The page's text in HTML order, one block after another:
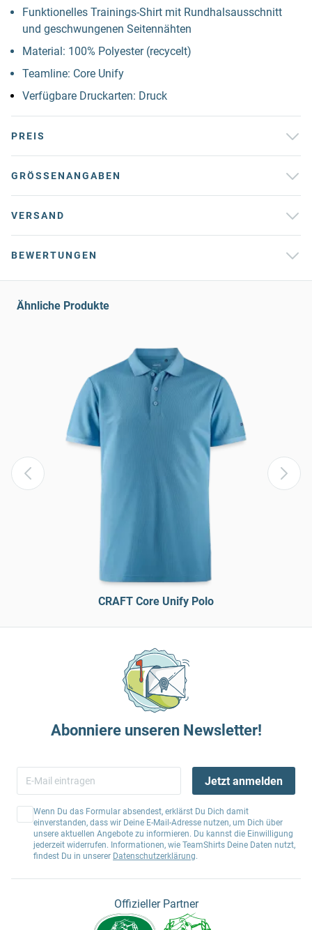
Funktionelles Trainings-Shirt mit Rundhalsausschnitt
und geschwungenen Seitennähten
Material: 100% Polyester (recycelt)
Teamline: Core Unify
Verfügbare Druckarten: Druck
PREIS
GRÖSSENANGABEN
VERSAND
BEWERTUNGEN
Ähnliche Produkte
CRAFT Core Unify Polo
Abonniere unseren Newsletter!
Jetzt anmelden
Wenn Du das Formular absendest, erklärst Du Dich damit
einverstanden, dass wir Deine E-Mail-Adresse nutzen, um Dich über
unsere aktuellen Angebote zu informieren. Du kannst die Einwilligung
jederzeit widerrufen. Informationen, wie TeamShirts Deine Daten nutzt,
findest Du in unserer Datenschutzerklärung.
Offizieller Partner